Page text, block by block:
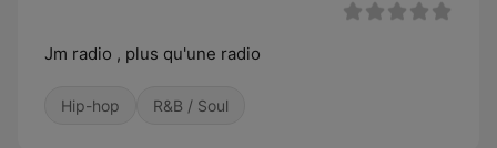
Jm radio , plus qu'une radio
Hip-hop R&B / Soul